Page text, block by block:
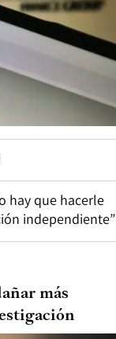
hay que hacerle
independiente”
más